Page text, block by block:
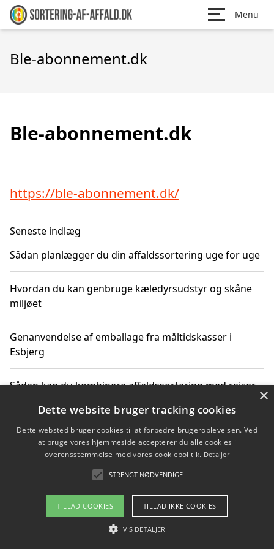
Menu
Ble-abonnement.dk
Ble-abonnement.dk
https://ble-abonnement.dk/
Seneste indlæg
Sådan planlægger du din affaldssortering uge for uge
Hvordan du kan genbruge kæledyrsudstyr og skåne
miljøet
Genanvendelse af emballage fra måltidskasser i
Esbjerg
Sådan kan du kombinere affaldssortering med rejser
Hvordan affaldssortering kan bidrage til co2 reduktion
Om / kontakt
Blog Betingelser
×
Dette website bruger tracking cookies
Dette websted bruger cookies til at forbedre brugeroplevelsen. Ved
at bruge vores hjemmeside accepterer du alle cookies i
overensstemmelse med vores cookiepolitik. Detaljer
STRENGT NØDVENDIGE
TILLAD COOKIES TILLAD IKKE COOKIES
VIS DETALJER